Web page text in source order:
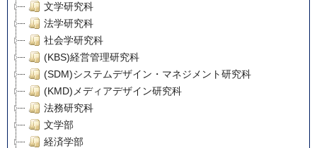
文学研究科
法学研究科
社会学研究科
(KBS)経営管理研究科
(SDM)システムデザイン・マネジメント研究科
(KMD)メディアデザイン研究科
法務研究科
文学部
経済学部